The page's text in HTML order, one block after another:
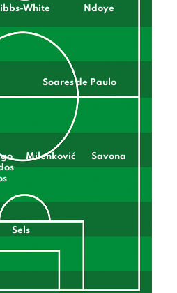
White Ndoye
Soares de Paulo
Milenković Savona
Sels